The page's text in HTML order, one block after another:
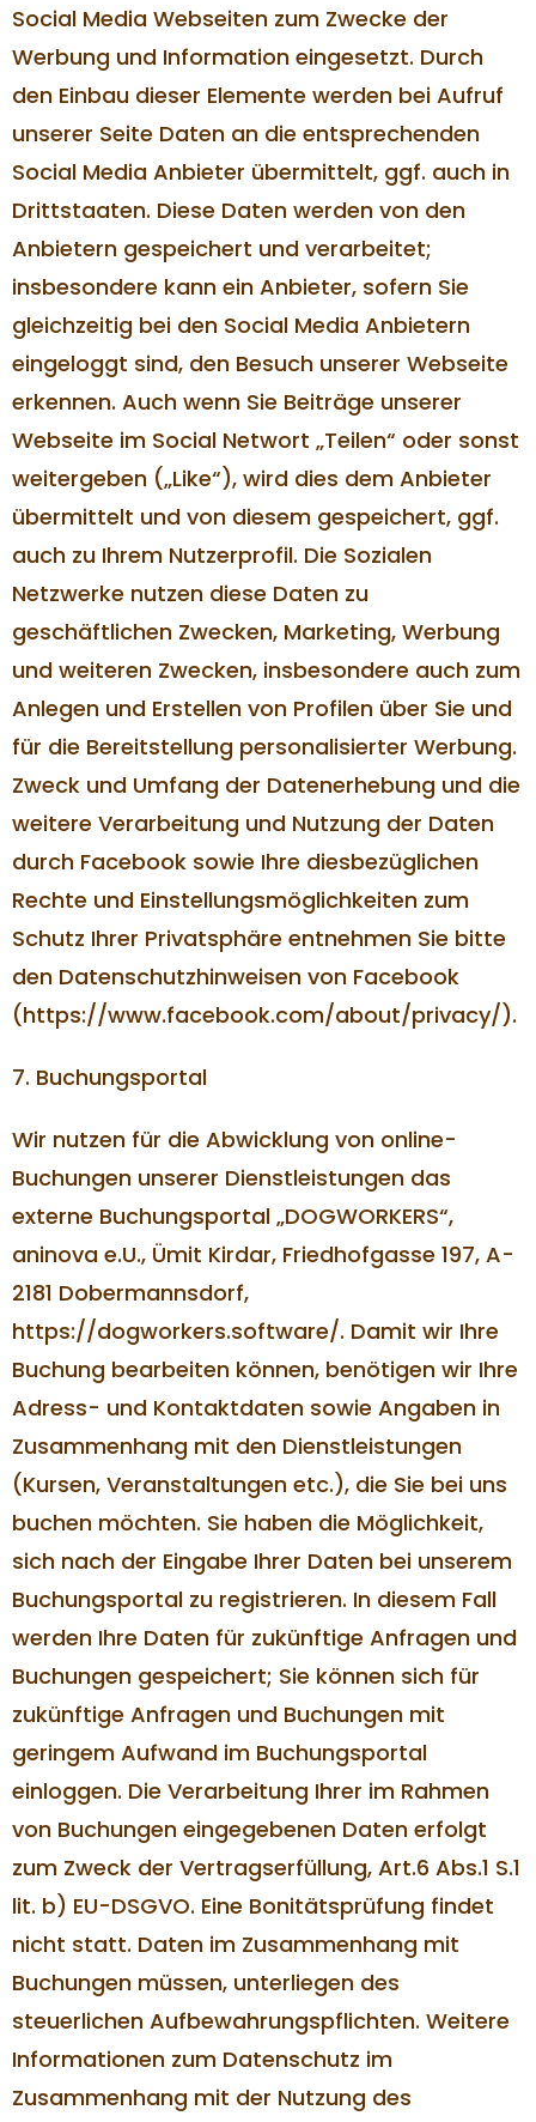
Social Media Webseiten zum Zwecke der
Werbung und Information eingesetzt. Durch
den Einbau dieser Elemente werden bei Aufruf
unserer Seite Daten an die entsprechenden
Social Media Anbieter übermittelt, ggf. auch in
Drittstaaten. Diese Daten werden von den
Anbietern gespeichert und verarbeitet;
insbesondere kann ein Anbieter, sofern Sie
gleichzeitig bei den Social Media Anbietern
eingeloggt sind, den Besuch unserer Webseite
erkennen. Auch wenn Sie Beiträge unserer
Webseite im Social Networt „Teilen“ oder sonst
weitergeben („Like“), wird dies dem Anbieter
übermittelt und von diesem gespeichert, ggf.
auch zu Ihrem Nutzerprofil. Die Sozialen
Netzwerke nutzen diese Daten zu
geschäftlichen Zwecken, Marketing, Werbung
und weiteren Zwecken, insbesondere auch zum
Anlegen und Erstellen von Profilen über Sie und
für die Bereitstellung personalisierter Werbung.
Zweck und Umfang der Datenerhebung und die
weitere Verarbeitung und Nutzung der Daten
durch Facebook sowie Ihre diesbezüglichen
Rechte und Einstellungsmöglichkeiten zum
Schutz Ihrer Privatsphäre entnehmen Sie bitte
den Datenschutzhinweisen von Facebook
(https://www.facebook.com/about/privacy/).
7. Buchungsportal
Wir nutzen für die Abwicklung von online-
Buchungen unserer Dienstleistungen das
externe Buchungsportal „DOGWORKERS“,
aninova e.U., Ümit Kirdar, Friedhofgasse 197, A-
2181 Dobermannsdorf,
https://dogworkers.software/. Damit wir Ihre
Buchung bearbeiten können, benötigen wir Ihre
Adress- und Kontaktdaten sowie Angaben in
Zusammenhang mit den Dienstleistungen
(Kursen, Veranstaltungen etc.), die Sie bei uns
buchen möchten. Sie haben die Möglichkeit,
sich nach der Eingabe Ihrer Daten bei unserem
Buchungsportal zu registrieren. In diesem Fall
werden Ihre Daten für zukünftige Anfragen und
Buchungen gespeichert; Sie können sich für
zukünftige Anfragen und Buchungen mit
geringem Aufwand im Buchungsportal
einloggen. Die Verarbeitung Ihrer im Rahmen
von Buchungen eingegebenen Daten erfolgt
zum Zweck der Vertragserfüllung, Art.6 Abs.1 S.1
lit. b) EU-DSGVO. Eine Bonitätsprüfung findet
nicht statt. Daten im Zusammenhang mit
Buchungen müssen, unterliegen des
steuerlichen Aufbewahrungspflichten. Weitere
Informationen zum Datenschutz im
Zusammenhang mit der Nutzung des